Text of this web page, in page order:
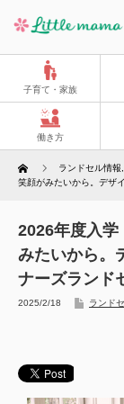
子育て・家族
働き方
Home ランドセル情報
笑顔がみたいから。デザ
2026年度入学
みたいから。
ナーズランド
2025/2/18 ランド